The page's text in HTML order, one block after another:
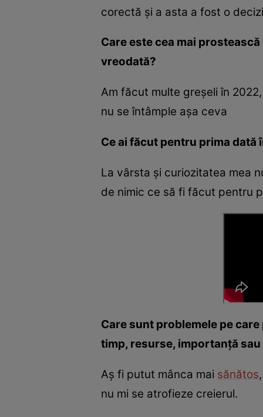
corectă și a asta a fost o
Care este cea mai
vreodată?
Am făcut multe greșeli în
nu se întâmple așa ceva
Ce ai făcut pentru prima
La vârsta și curiozitatea mea
de nimic ce să fi făcut pentru
Care sunt problemele pe
timp, resurse, importanță sau
Aș fi putut mânca mai sănătos
nu mi se atrofieze creierul.